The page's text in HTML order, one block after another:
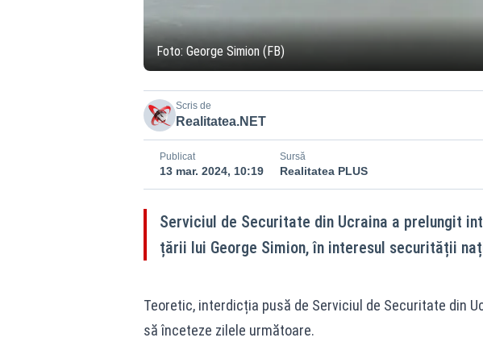
Foto: George Simion (FB)
Scris de
Realitatea.NET
Publicat
13 mar. 2024, 10:19
Sursă
Realitatea PLUS
Serviciul de Securitate din Ucraina a prelungit
țării lui George Simion, în interesul securității
Teoretic, interdicția pusă de Serviciul de Securitate din
să înceteze zilele următoare.